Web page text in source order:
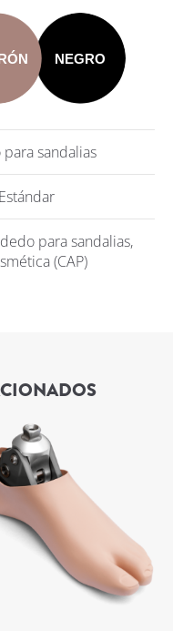
NEGRO
para sandalias
Estándar
para sandalias,
(CAP)